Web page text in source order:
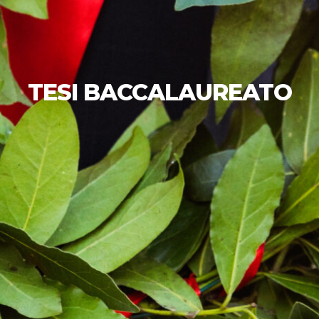
TESI BACCALAUREATO